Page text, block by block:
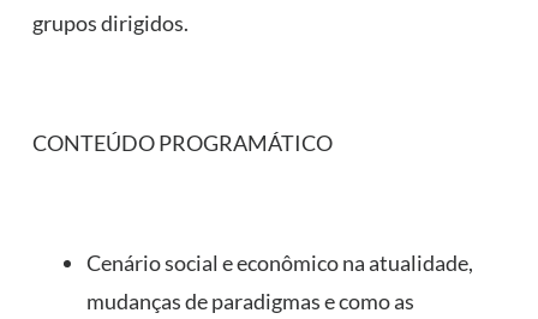
grupos dirigidos.
CONTEÚDO PROGRAMÁTICO
Cenário social e econômico na atualidade,
mudanças de paradigmas e como as